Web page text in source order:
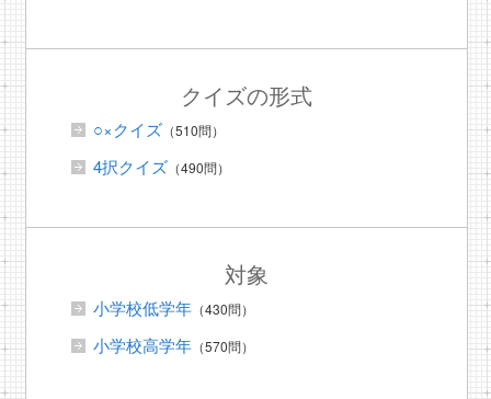
クイズの形式
○×クイズ（510問）
4択クイズ（490問）
対象
小学校低学年（430問）
小学校高学年（570問）